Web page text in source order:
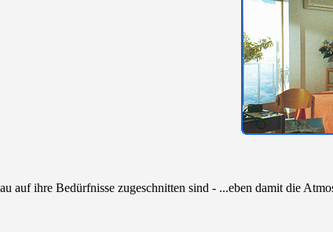
auf ihre Bedürfnisse zugeschnitten sind - ...eben damit die